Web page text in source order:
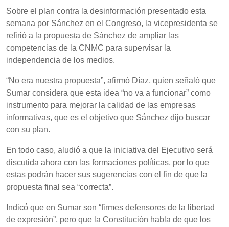
Sobre el plan contra la desinformación presentado esta
semana por Sánchez en el Congreso, la vicepresidenta se
refirió a la propuesta de Sánchez de ampliar las
competencias de la CNMC para supervisar la
independencia de los medios.
“No era nuestra propuesta”, afirmó Díaz, quien señaló que
Sumar considera que esta idea “no va a funcionar” como
instrumento para mejorar la calidad de las empresas
informativas, que es el objetivo que Sánchez dijo buscar
con su plan.
En todo caso, aludió a que la iniciativa del Ejecutivo será
discutida ahora con las formaciones políticas, por lo que
estas podrán hacer sus sugerencias con el fin de que la
propuesta final sea “correcta”.
Indicó que en Sumar son “firmes defensores de la libertad
de expresión”, pero que la Constitución habla de que los